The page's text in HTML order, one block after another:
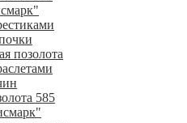
позолота
585